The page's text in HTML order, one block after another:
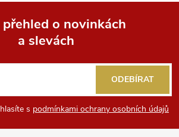
o novinkách
a slevách
s podmínkami ochrany osobních údajů
ODEBÍRAT